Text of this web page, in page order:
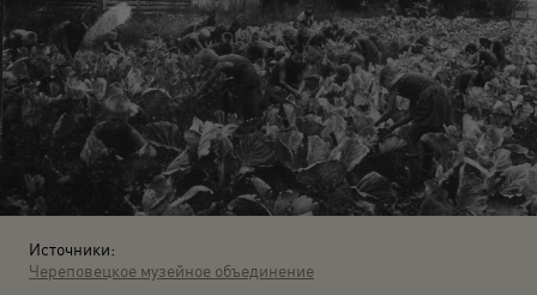
Источники:
Череповецкое музейное объединение